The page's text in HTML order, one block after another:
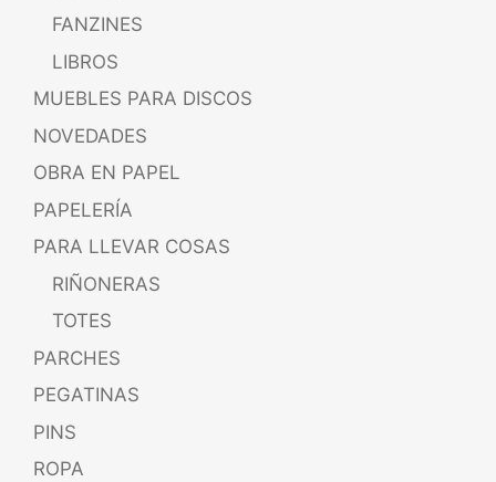
FANZINES
LIBROS
MUEBLES PARA DISCOS
NOVEDADES
OBRA EN PAPEL
PAPELERÍA
PARA LLEVAR COSAS
RIÑONERAS
TOTES
PARCHES
PEGATINAS
PINS
ROPA